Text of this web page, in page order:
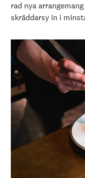
rad nya
skräddarsy in i